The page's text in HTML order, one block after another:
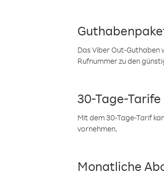
Das Viber Out-Guthaben
Rufnummer zu den
30-Tage-Tarife
Mit dem 30-Tage-Tarif
vornehmen.
Monatliche